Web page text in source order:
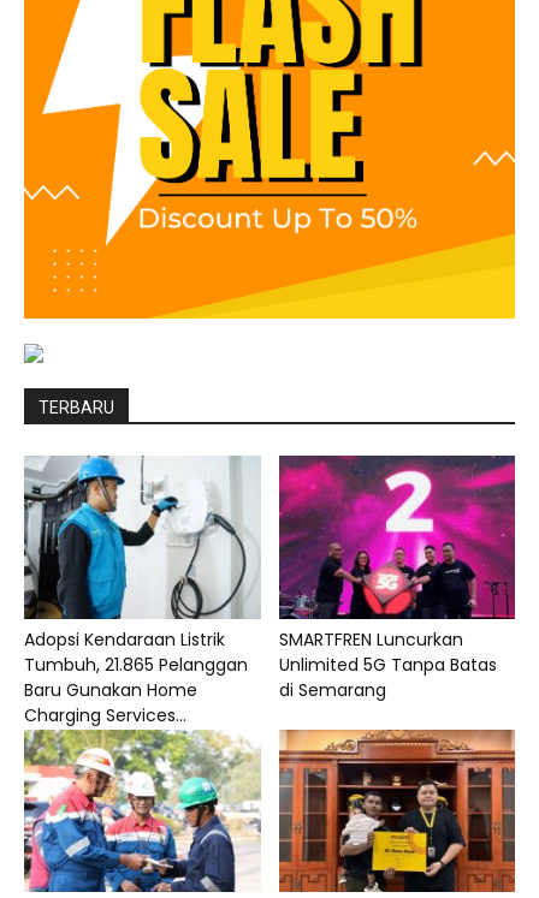
TERBARU
Adopsi Kendaraan Listrik
Tumbuh, 21.865 Pelanggan
Baru Gunakan Home
Charging Services...
SMARTFREN Luncurkan
Unlimited 5G Tanpa Batas
di Semarang